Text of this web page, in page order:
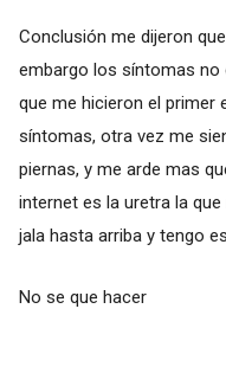
Conclusión me dijeron
embargo los síntomas no
que me hicieron el primer
síntomas, otra vez me
piernas, y me arde mas
internet es la uretra la
jala hasta arriba y tengo
No se que hacer